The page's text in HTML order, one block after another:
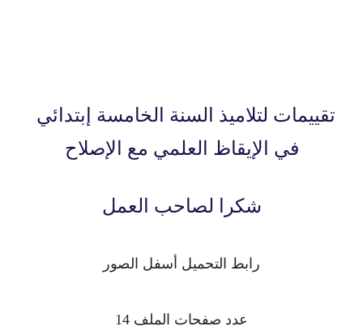
في الإيقاظ العلمي مع الإصلاح
شكرا لصاحب العمل
رابط التحميل أسفل الصور
عدد صفحات الملف 14